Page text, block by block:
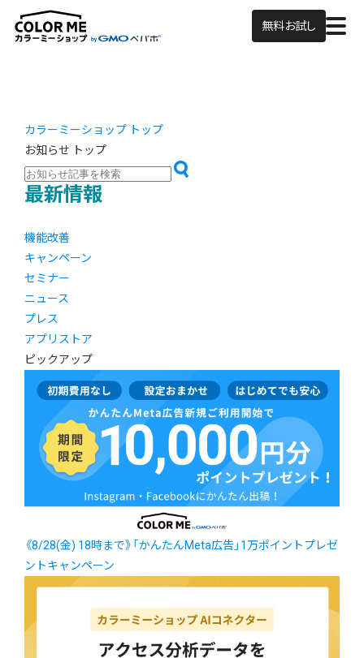
無料お試し
カラーミーショップ トップ
お知らせ トップ
最新情報
機能改善
キャンペーン
セミナー
ニュース
プレス
アプリストア
ピックアップ
《8/28(金) 18時まで》「かんたんMeta広告」1万ポイントプレゼ
ントキャンペーン